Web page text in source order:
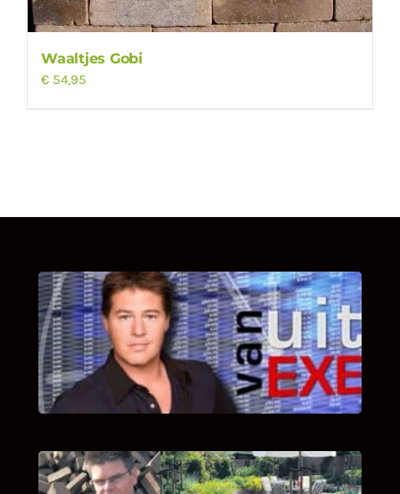
Waaltjes Gobi
€ 54,95
UITSTEL VAN EXECUTIE
Bekijk hier de fragmenten van de deelname
van Bricks and Stones aan dit programma.
INTERVIEW MET HANS BOEREMA